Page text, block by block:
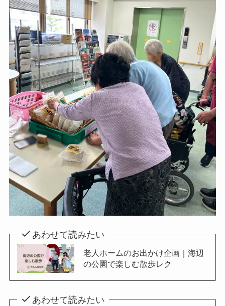
あわせて読みたい
老人ホームのお出かけ企画｜海辺
の公園で楽しむ散歩レク
あわせて読みたい